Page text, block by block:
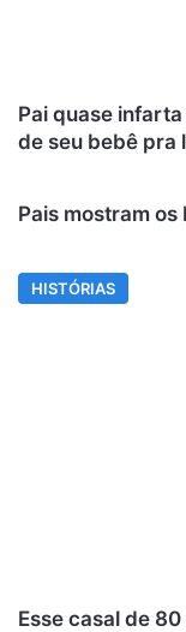
Pai quase
de seu bebê pra
Pais mostram os
HISTÓRIAS
Esse casal de